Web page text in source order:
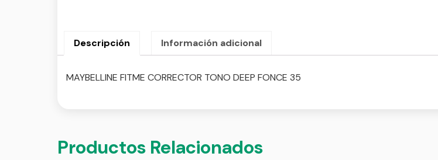
Descripción Información adicional
MAYBELLINE FITME CORRECTOR TONO DEEP FONCE 35
Productos Relacionados